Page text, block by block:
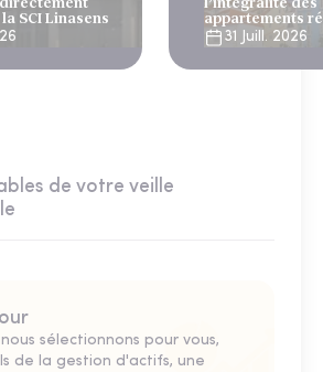
SCI Linasens
appartements
Lisbonne
31 Juill. 2026
de votre veille
sélectionnons pour vous,
de la gestion d'actifs, une